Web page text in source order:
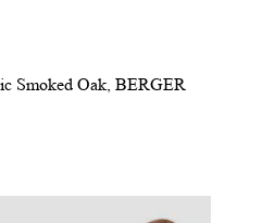
Smoked Oak, BERGER